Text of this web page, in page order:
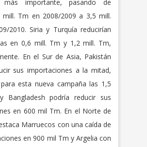
más importante, pasando de
Tm en 2008/2009 a 3,5 mill.
2010. Siria y Turquía reducirían
en 0,6 mill. Tm y 1,2 mill. Tm,
En el Sur de Asia, Pakistán
sus importaciones a la mitad,
esta nueva campaña las 1,5
Bangladesh podría reducir sus
en 600 mil Tm. En el Norte de
Marruecos con una caída de
en 900 mil Tm y Argelia con